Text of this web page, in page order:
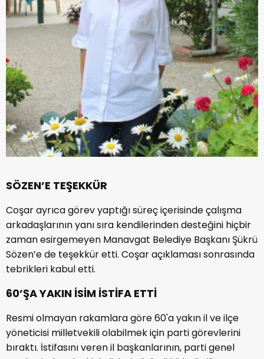
SÖZEN’E TEŞEKKÜR
Coşar ayrıca görev yaptığı süreç içerisinde çalışma
arkadaşlarının yanı sıra kendilerinden desteğini hiçbir
zaman esirgemeyen Manavgat Belediye Başkanı Şükrü
Sözen’e de teşekkür etti. Coşar açıklaması sonrasında
tebrikleri kabul etti.
60’ŞA YAKIN İSİM İSTİFA ETTİ
Resmi olmayan rakamlara göre 60'a yakın il ve ilçe
yöneticisi milletvekili olabilmek için parti görevlerini
bıraktı. İstifasını veren il başkanlarının, parti genel